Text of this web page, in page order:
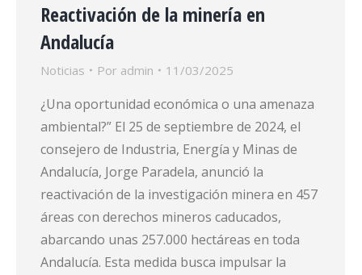
Reactivación de la minería en
Andalucía
Noticias Por admin 11/03/2025
¿Una oportunidad económica o una amenaza
ambiental?” El 25 de septiembre de 2024, el
consejero de Industria, Energía y Minas de
Andalucía, Jorge Paradela, anunció la
reactivación de la investigación minera en 457
áreas con derechos mineros caducados,
abarcando unas 257.000 hectáreas en toda
Andalucía. Esta medida busca impulsar la